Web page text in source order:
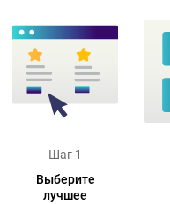
Шаг 1
Выберите
лучшее